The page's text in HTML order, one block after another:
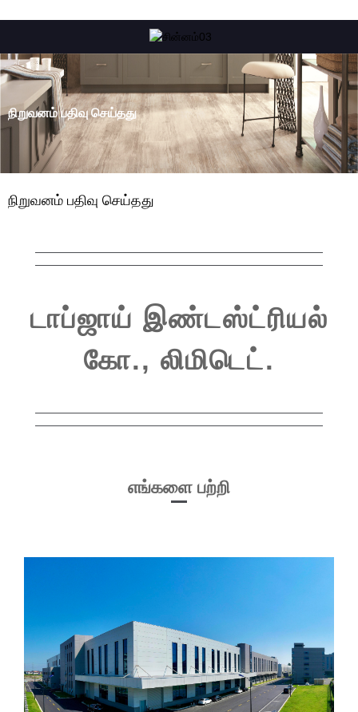
நிறுவனம் பதிவு செய்தது
நிறுவனம் பதிவு செய்தது
டாப்ஜாய் இண்டஸ்ட்ரியல்
கோ., லிமிடெட்.
எங்களை பற்றி